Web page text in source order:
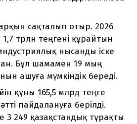
сақталып отыр. 2026
трлн теңгені құрайтын
нысанды іске
Бұл шамамен 19 мың
ашуға мүмкіндік береді.
құны 165,5 млрд теңге
пайдалануға берілді.
3 249 қазақстандық тұрақты